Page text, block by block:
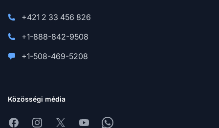
+421 2 33 456 826
+1-888-842-9508
+1-508-469-5208
Közösségi média
FacebookInstagram
X YoutubeWhatsapp